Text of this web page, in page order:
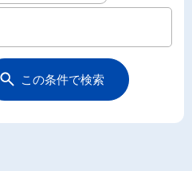
この条件で検索